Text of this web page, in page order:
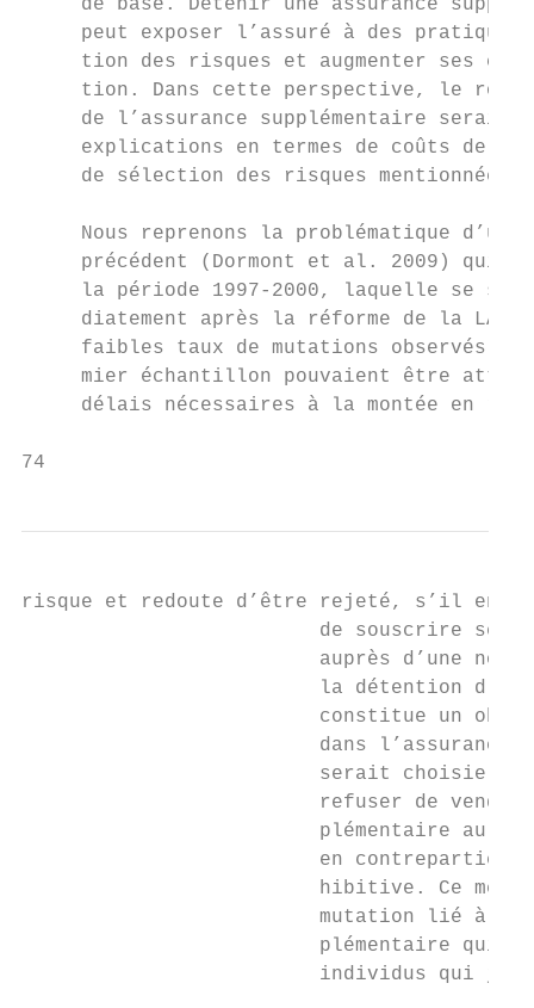
de base. Détenir une assurance
peut exposer l’assuré à des
tion des risques et augmenter ses
tion. Dans cette perspective, le
de l’assurance supplémentaire serait
explications en termes de coûts de
de sélection des risques mentionnées
Nous reprenons la problématique d’un
précédent (Dormont et al. 2009) qui
la période 1997-2000, laquelle se
diatement après la réforme de la
faibles taux de mutations observés
mier échantillon pouvaient être
délais nécessaires à la montée en
74
risque et redoute d’être rejeté, s’il
de souscrire ses
auprès d’une
la détention
constitue un
dans l’assurance
serait choisie
refuser de
plémentaire au
en contrepartie
hibitive. Ce
mutation lié à
plémentaire qui
individus qui